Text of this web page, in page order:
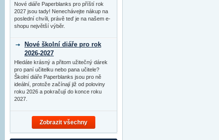
Nové diáře Paperblanks pro příští rok
2027 jsou tady! Nenechávejte nákup na
poslední chvíli, právě teď je na našem e-
shopu největší výběr.
Nové školní diáře pro rok
2026-2027
Hledáte krásný a přitom užitečný dárek
pro paní učitelku nebo pana učitele?
Školní diáře Paperblanks jsou pro ně
ideální, protože začínají již od poloviny
roku 2026 a pokračují do konce roku
2027.
Zobrazit všechny